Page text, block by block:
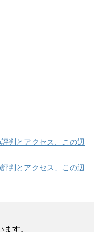
判とアクセス、この辺
判とアクセス、この辺
す。